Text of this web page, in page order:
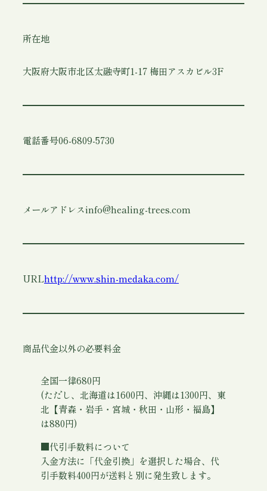
所在地
大阪府大阪市北区太融寺町1-17 梅田アスカビル3F
電話番号06-6809-5730
メールアドレスinfo@healing-trees.com
URLhttp://www.shin-medaka.com/
商品代金以外の必要料金
全国一律680円
(ただし、北海道は1600円、沖縄は1300円、東
北【青森・岩手・宮城・秋田・山形・福島】
は880円)
■代引手数料について
入金方法に「代金引換」を選択した場合、代
引手数料400円が送料と別に発生致します。